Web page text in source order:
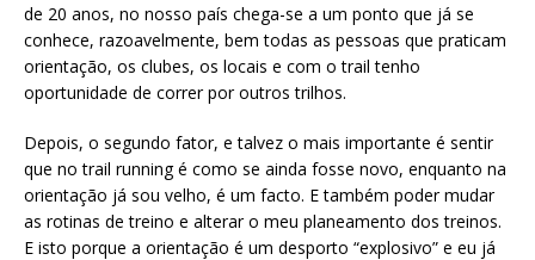
de 20 anos, no nosso país chega-se a um ponto que já se
conhece, razoavelmente, bem todas as pessoas que praticam
orientação, os clubes, os locais e com o trail tenho
oportunidade de correr por outros trilhos.
Depois, o segundo fator, e talvez o mais importante é sentir
que no trail running é como se ainda fosse novo, enquanto na
orientação já sou velho, é um facto. E também poder mudar
as rotinas de treino e alterar o meu planeamento dos treinos.
E isto porque a orientação é um desporto “explosivo” e eu já